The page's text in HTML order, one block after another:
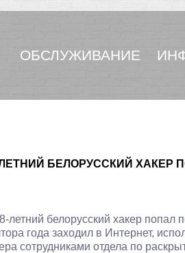
ОБСЛУЖИВАНИЕ
ЛЕТНИЙ БЕЛОРУССКИЙ ХАКЕР
года заходил в Интернет,
сотрудниками отдела по